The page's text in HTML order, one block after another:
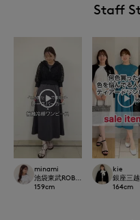
Staff
minami
池袋東武ROBE SUPERIOR CLOSET
159cm
kie
銀座三越
164cm